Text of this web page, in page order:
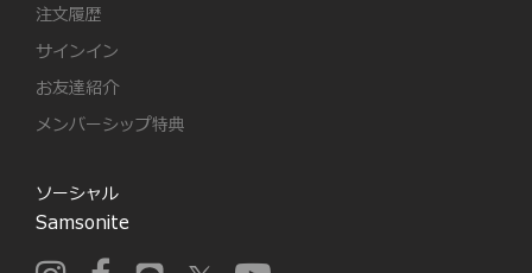
注文履歴
サインイン
お友達紹介
メンバーシップ特典
ソーシャル
Samsonite